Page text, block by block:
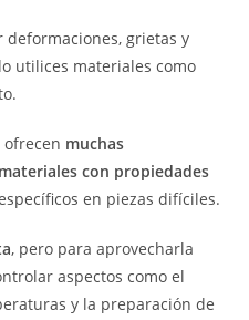
grietas y
utilices materiales como
ofrecen muchas
con propiedades
en piezas difíciles.
, pero para aprovecharla
aspectos como el
y la preparación de